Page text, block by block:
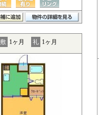
敷 1ヶ月 礼 1ヶ月